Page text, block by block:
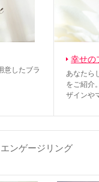
意したブラ
幸せの
あなたら
をご紹介
ザインや
ンゲージリング